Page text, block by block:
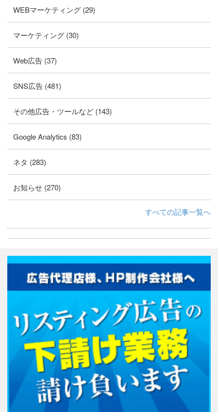
WEBマーケティング (29)
マーケティング (30)
Web広告 (37)
SNS広告 (481)
その他広告・ツールなど (143)
Google Analytics (83)
ネタ (283)
お知らせ (270)
すべての記事一覧へ